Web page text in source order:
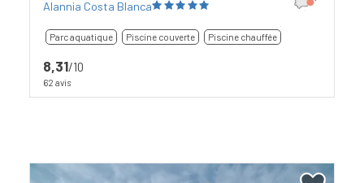
Alannia Costa Blanca
Parc aquatique Piscine couverte Piscine chauffée
8,31/10
62 avis